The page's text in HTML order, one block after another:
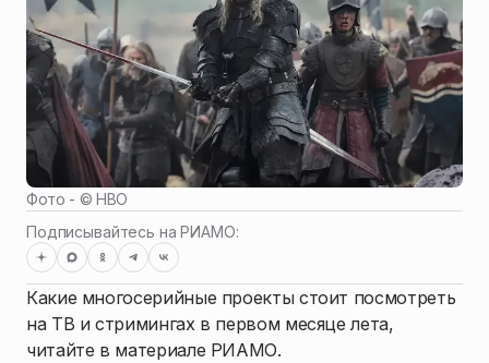
Фото - ©HBO
Подписывайтесь на РИАМО:
Какие многосерийные проекты стоит посмотреть
на ТВ и стримингах в первом месяце лета,
читайте в материале РИАМО.